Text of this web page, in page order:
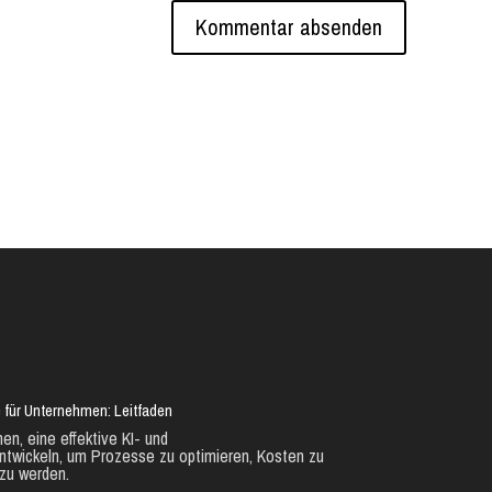
Unternehmen: Leitfaden
eine effektive KI- und
um Prozesse zu optimieren, Kosten zu
werden.